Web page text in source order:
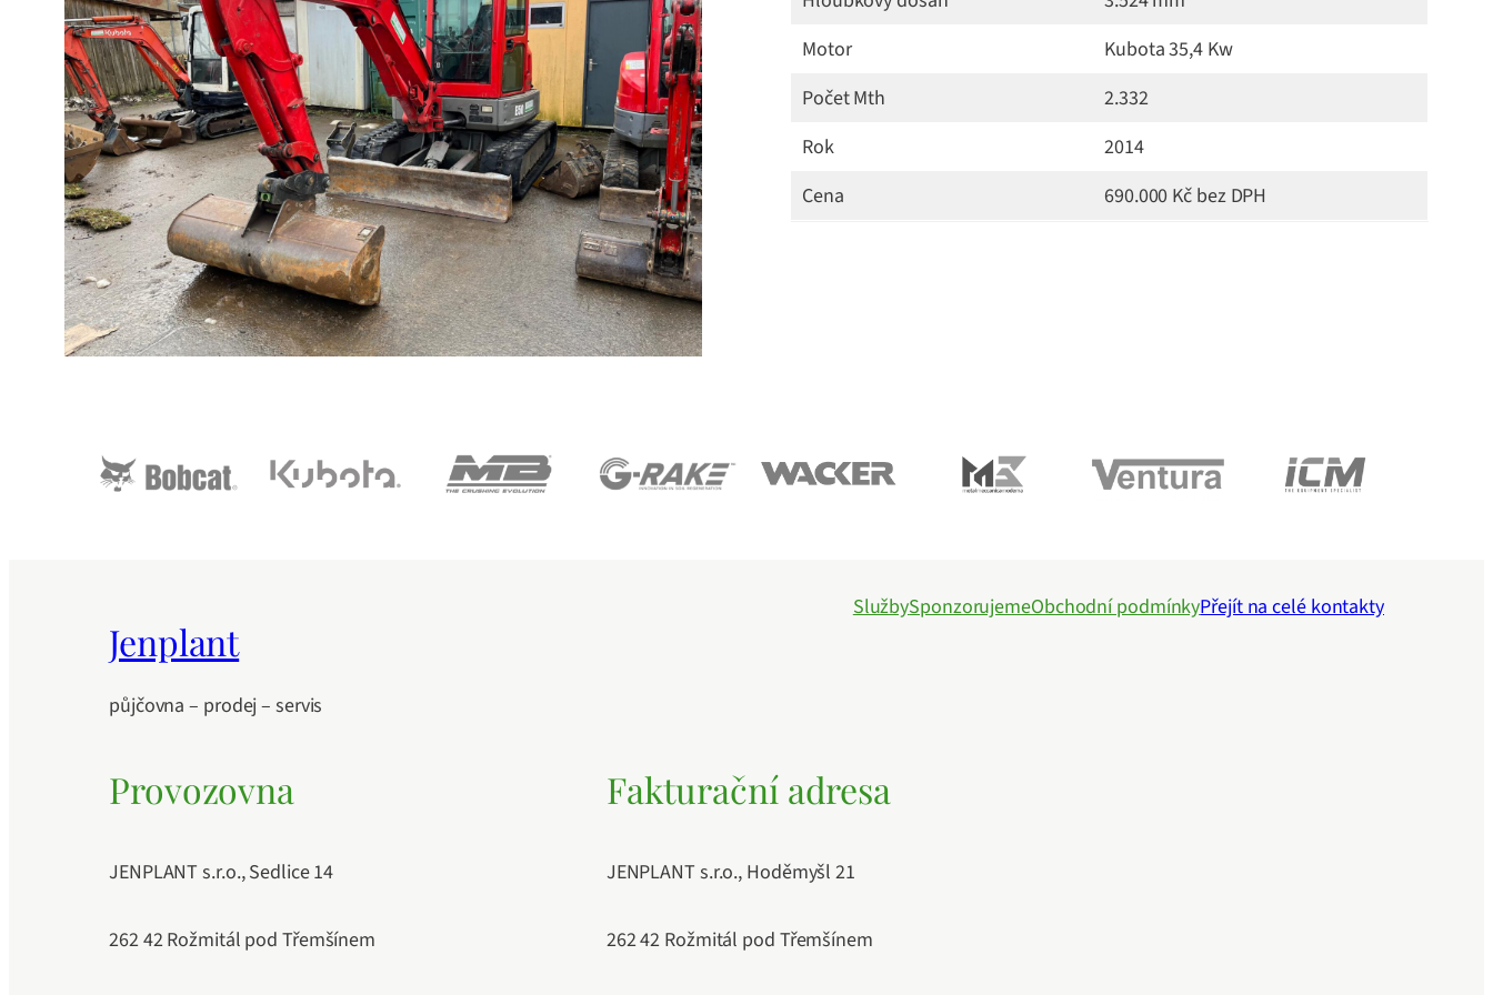
Motor
Kubota 35,4 Kw
Počet Mth
2.332
Rok
2014
Cena
690.000 Kč bez DPH
Jenplant
půjčovna – prodej – servis
SlužbySponzorujemeObchodní podmínkyPřejít na celé kontakty
Provozovna
JENPLANT s.r.o., Sedlice 14
262 42 Rožmitál pod Třemšínem
Fakturační adresa
JENPLANT s.r.o., Hoděmyšl 21
262 42 Rožmitál pod Třemšínem